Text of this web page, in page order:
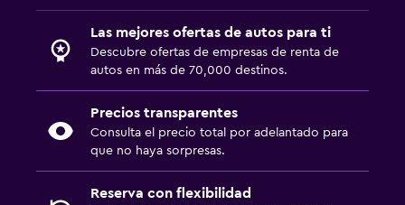
Las mejores ofertas de autos para ti
Descubre ofertas de empresas de renta de
autos en más de 70,000 destinos.
Precios transparentes
Consulta el precio total por adelantado para
que no haya sorpresas.
Reserva con flexibilidad